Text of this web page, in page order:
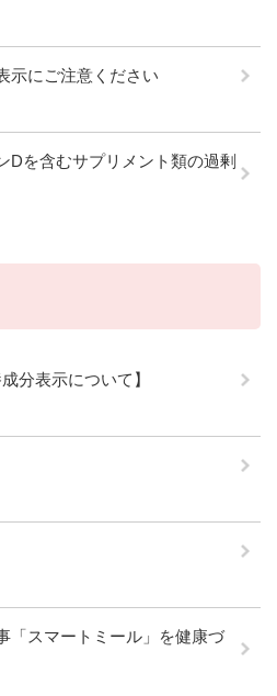
示にご注意ください
Dを含むサプリメント類の過剰
分表示について】
「スマートミール」を健康づ